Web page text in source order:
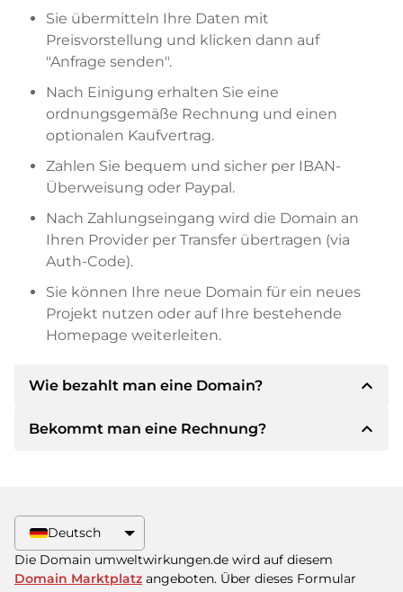
Sie übermitteln Ihre Daten mit
Preisvorstellung und klicken dann auf
"Anfrage senden".
Nach Einigung erhalten Sie eine
ordnungsgemäße Rechnung und einen
optionalen Kaufvertrag.
Zahlen Sie bequem und sicher per IBAN-
Überweisung oder Paypal.
Nach Zahlungseingang wird die Domain an
Ihren Provider per Transfer übertragen (via
Auth-Code).
Sie können Ihre neue Domain für ein neues
Projekt nutzen oder auf Ihre bestehende
Homepage weiterleiten.
Wie bezahlt man eine Domain? expand_less
Nach einer Einigung wird der Inhaber Ihnen die
Zahlungsmethoden anbieten.
Bitte geben Sie bei der Überweisung immer
den Domainnamen und die
Bekommt man eine Rechnung? expand_less
größeren Kaufpreisen bekommen Sie auf
Wunsch auch einen zusätzlichen Kaufvertrag.
Deutsch
Die Domain umweltwirkungen.de wird auf diesem
Domain Marktplatz angeboten. Über dieses Formular